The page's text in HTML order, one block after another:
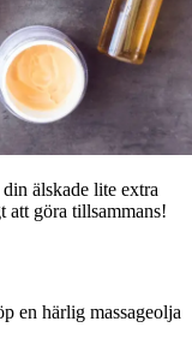
älskade lite extra
att göra tillsammans!
en härlig massageolja